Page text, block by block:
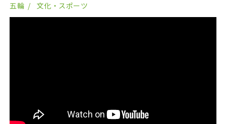
五輪
文化・スポーツ